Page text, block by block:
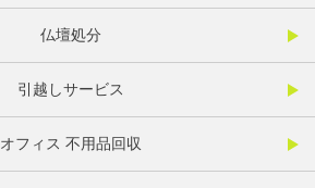
仏壇処分
引越しサービス
オフィス 不用品回収